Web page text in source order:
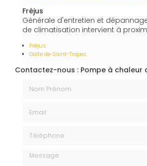
Fréjus
Générale d'entretien et
de climatisation intervient à
Fréjus
Golfe de Saint-Tropez
Contactez-nous : Pompe à chaleur
Message